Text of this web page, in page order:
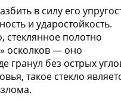
в силу его
и ударостойкость.
стеклянное полотно
осколков — оно
гранул без острых
такое стекло